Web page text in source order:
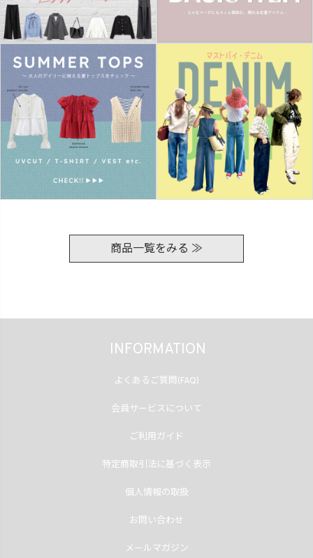
商品一覧をみる ≫
INFORMATION
よくあるご質問(FAQ)
会員サービスについて
ご利用ガイド
特定商取引法に基づく表示
個人情報の取扱
お問い合わせ
メールマガジン